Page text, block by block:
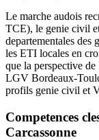
Le marche audois
TCE), le genie civil
departementales des
les ETI locales en
que la perspective
LGV Bordeaux-
profils genie civil et
Competences
Carcassonne